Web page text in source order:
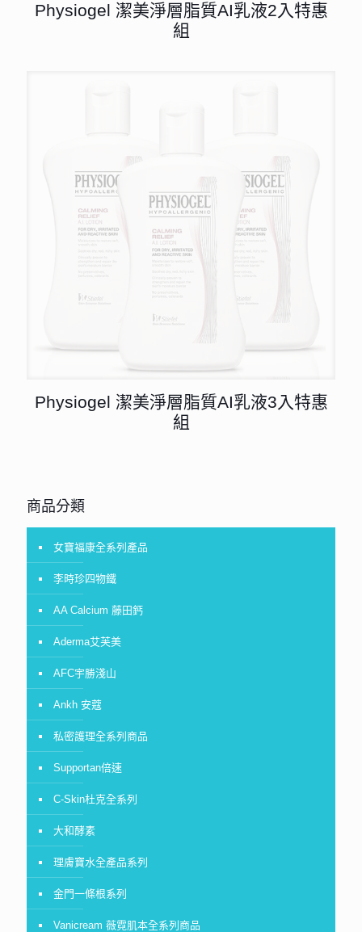
Physiogel 潔美淨層脂質AI乳液2入特惠
組
Physiogel 潔美淨層脂質AI乳液3入特惠
組
商品分類
女寶福康全系列產品
李時珍四物鐵
AA Calcium 藤田鈣
Aderma艾芙美
AFC宇勝淺山
Ankh 安蔻
私密護理全系列商品
Supportan倍速
C-Skin杜克全系列
大和酵素
理膚寶水全產品系列
金門一條根系列
Vanicream 薇霓肌本全系列商品